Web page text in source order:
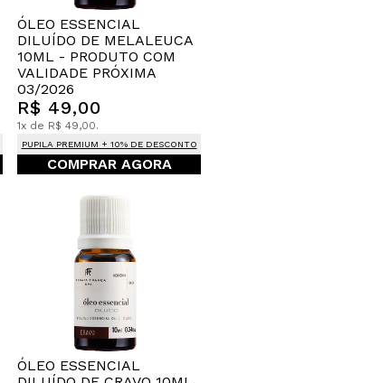
ÓLEO ESSENCIAL
DILUÍDO DE MELALEUCA
10ML - PRODUTO COM
VALIDADE PRÓXIMA
03/2026
R$ 49,00
1x de R$ 49,00.
PUPILA PREMIUM + 10% DE DESCONTO
COMPRAR AGORA
ÓLEO ESSENCIAL